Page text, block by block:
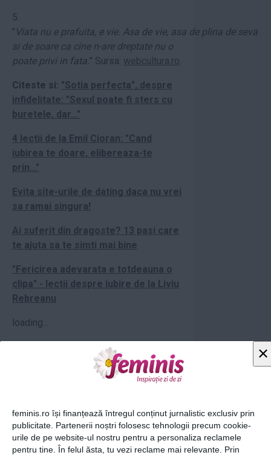
×
feminis.ro își finanțează întregul conținut jurnalistic exclusiv prin
publicitate. Partenerii noștri folosesc tehnologii precum cookie-
urile de pe website-ul nostru pentru a personaliza reclamele
pentru tine. În felul ăsta, tu vezi reclame mai relevante. Prin
5.
" Viata nu e prafuita, e vie. Asa de vie, asa de plina de seva
si de soare ca cine n-are dreptate nu o
poate privi in fata." Sursa: webcultura.ro.
Citeste si: "Sotia perfecta", despre
infidelitate: "Sexul poate fi sters cu
buretele, dar..."
4 lectii de la Emil Cioran: "Cand
iubirea te doare, elibereaza-te
prin..."
Evita site-urile de dating daca nu vrei
sa ramai singura!
Ai suferit din dragoste? 13 pasi care
te ajuta sa te simti mai bine
"Fericirea adevarata e totdeauna o
clipa" - lectii despre iubire de la Liviu
Rebreanu
loading...
Articolul următor
Ti-a placut acest articol? Urmareste-ne